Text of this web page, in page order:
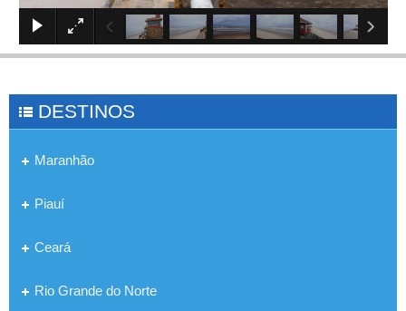
×
DESTINOS
Maranhão
Piauí
Ceará
Rio Grande do Norte